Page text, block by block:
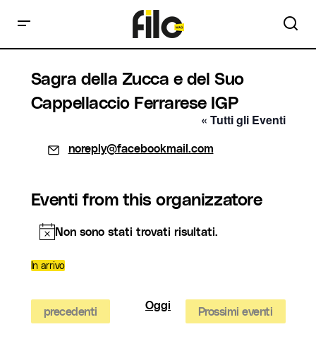
Sagra della Zucca e del Suo
Cappellaccio Ferrarese IGP
« Tutti gli Eventi
Email
noreply@facebookmail.com
Eventi from this organizzatore
Notice
Non sono stati trovati risultati.
In arrivo
data.Eventi
precedenti Oggi Prossimi eventi